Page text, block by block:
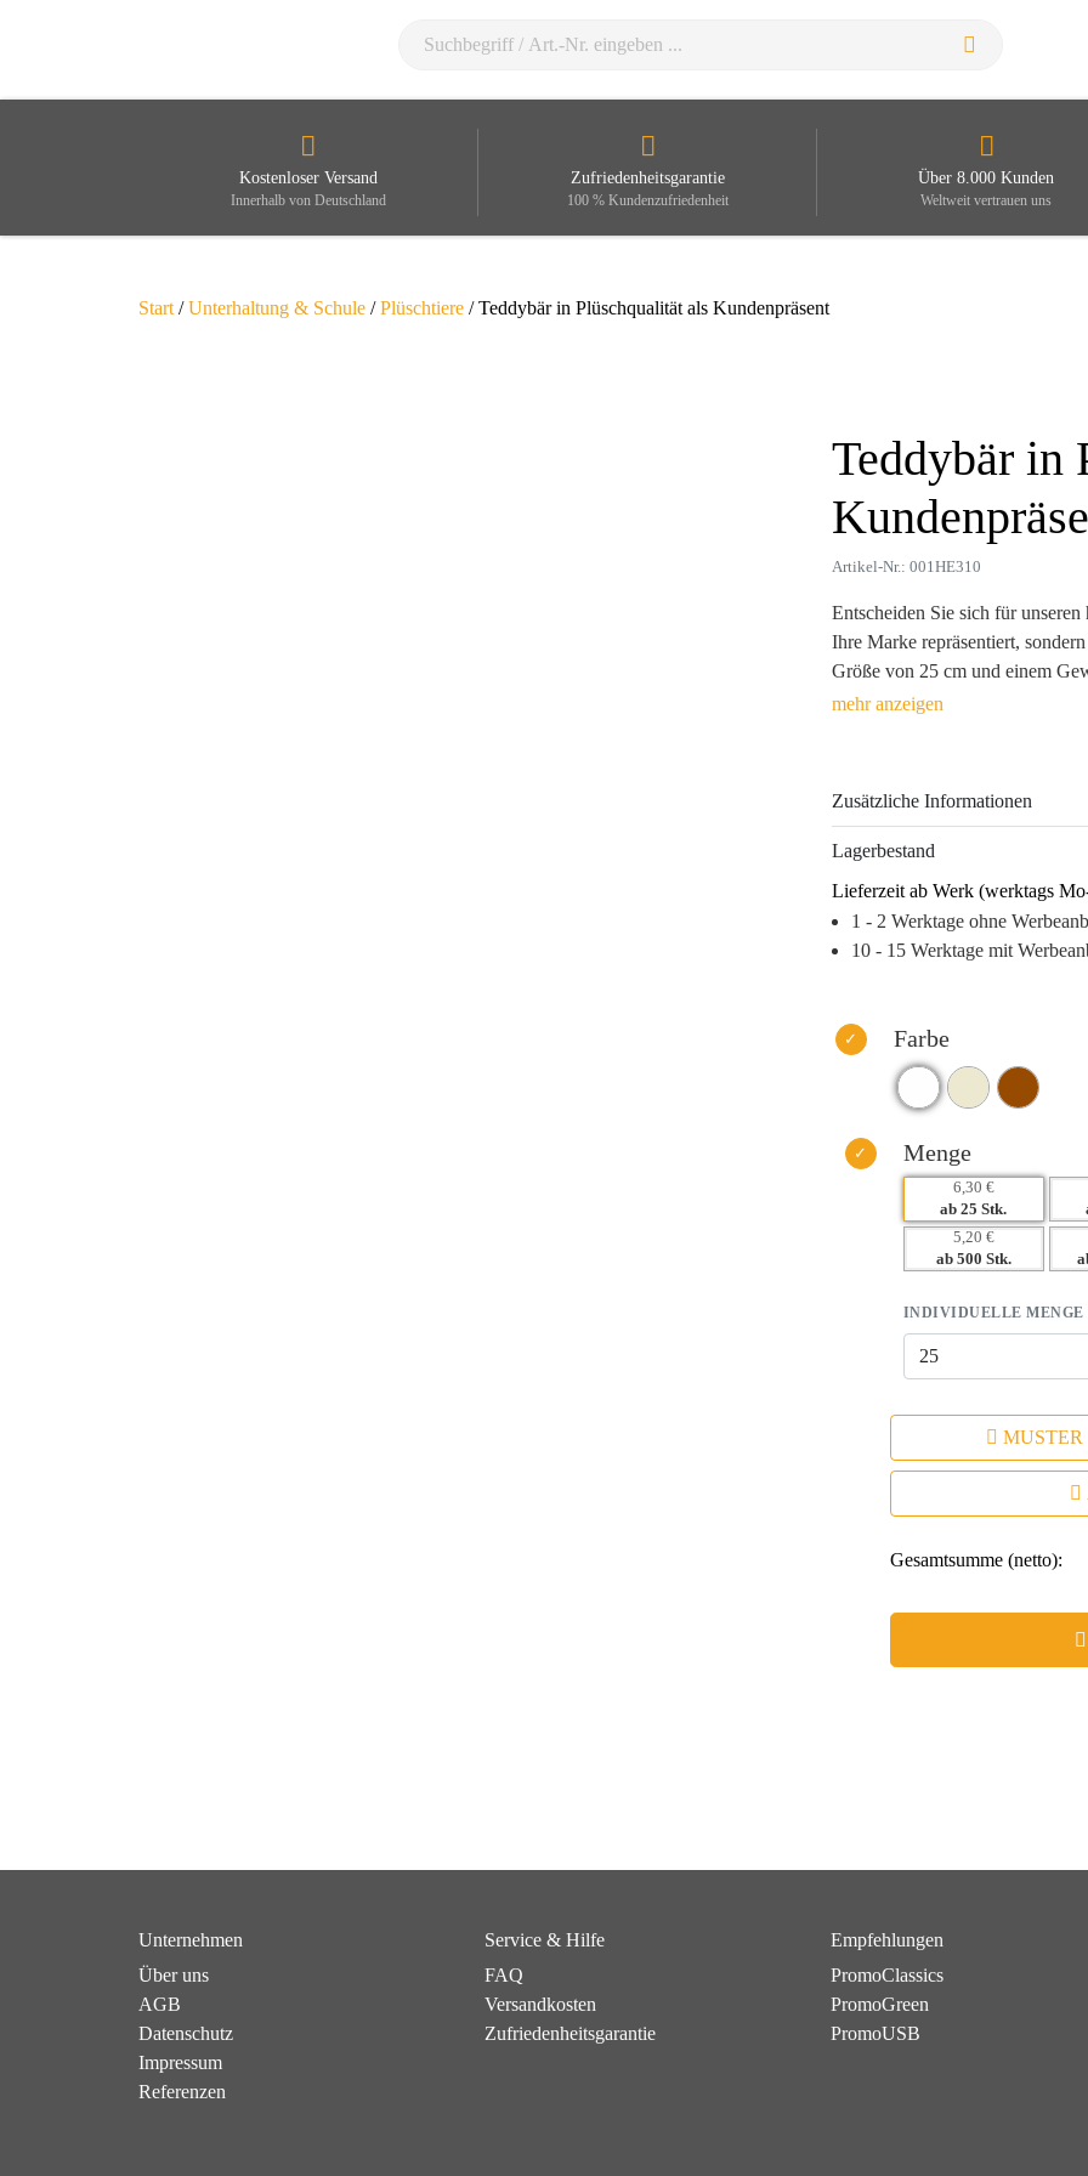
Kostenloser Versand
Innerhalb von Deutschland
Zufriedenheitsgarantie
100 % Kundenzufriedenheit
Über 8.000 Kunden
Weltweit vertrauen uns
Start /Unterhaltung & Schule /Plüschtiere / Teddybär in Plüschqualität als Kundenpräsent
Teddybär in
Artikel-Nr.: 001HE310
Entscheiden Sie sich für
Ihre Marke repräsentiert,
Größe von 25 cm und einem
Werbeartikel ein idealer
Jeder Teddybär kann individuell
Ihrer kreativen Gestaltung
ständigen Begleiter Ihrer
die wirkt. Durch seine hohe
wird Ihr Unternehmen immer in
– Emotionale Bindung zu
– Hohe Wiedererkennung dank
– Ideales Geschenk für Events,
– Langlebiger Werbeartikel, der
Zusätzliche Informationen
Lagerbestand
Lieferzeit ab Werk (werktags
1 - 2 Werktage ohne
10 - 15 Werktage mit
Farbe
Menge
6,30 €
ab 25 Stk.
5,20 €
ab 500 Stk.
INDIVIDUELLE MENGE
MUSTER
Gesamtsumme (netto):
Unternehmen
Über uns
AGB
Datenschutz
Impressum
Referenzen
Service & Hilfe
FAQ
Versandkosten
Zufriedenheitsgarantie
Empfehlungen
PromoClassics
PromoGreen
PromoUSB